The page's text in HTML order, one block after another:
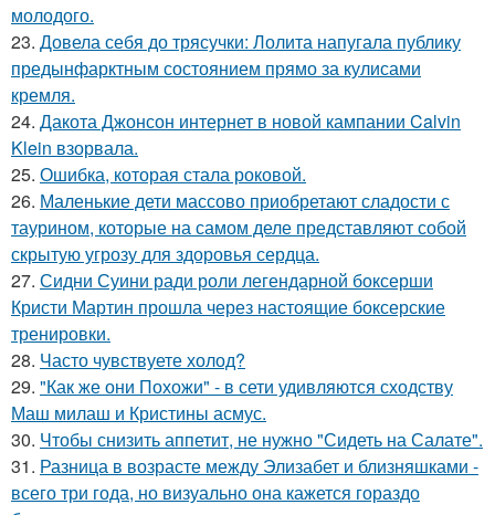
молодого.
23. Довела себя до трясучки: Лолита напугала публику
предынфарктным состоянием прямо за кулисами
кремля.
24. Дакота Джонсон интернет в новой кампании Calvin
Klein взорвала.
25. Ошибка, которая стала роковой.
26. Маленькие дети массово приобретают сладости с
таурином, которые на самом деле представляют собой
скрытую угрозу для здоровья сердца.
27. Сидни Суини ради роли легендарной боксерши
Кристи Мартин прошла через настоящие боксерские
тренировки.
28. Часто чувствуете холод?
29. "Как же они Похожи" - в сети удивляются сходству
Маш милаш и Кристины асмус.
30. Чтобы снизить аппетит, не нужно "Сидеть на Салате".
31. Разница в возрасте между Элизабет и близняшками -
всего три года, но визуально она кажется гораздо